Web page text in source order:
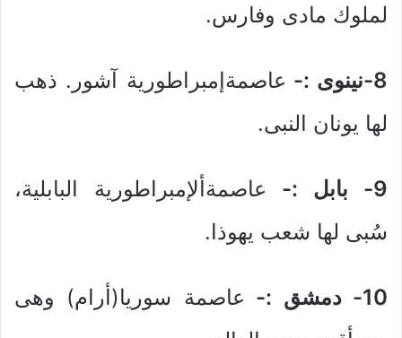
لملوك مادى وفارس.
8-نينوى :-
عاصمةإمبراطورية آشور. ذهب
لها يونان النبى.
9- بابل :-
عاصمةألإمبراطورية البابلية،
سُبى لها شعب يهوذا.
10- دمشق :-
عاصمة سوريا(أرام) وهى